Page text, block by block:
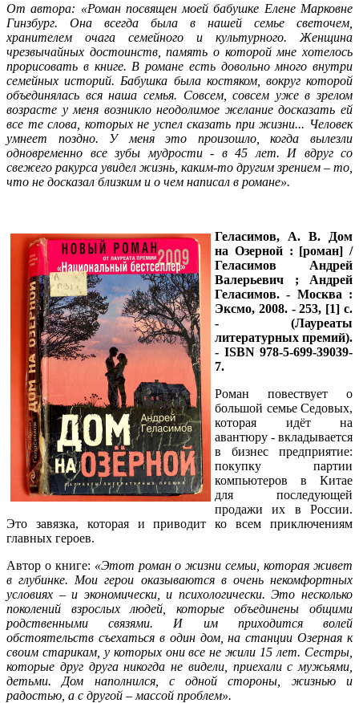
От автора: «Роман посвящен моей бабушке Елене Марковне
Гинзбург. Она всегда была в нашей семье светочем,
хранителем очага семейного и культурного. Женщина
чрезвычайных достоинств, память о которой мне хотелось
прорисовать в книге. В романе есть довольно много внутри
семейных историй. Бабушка была костяком, вокруг которой
объединялась вся наша семья. Совсем, совсем уже в зрелом
возрасте у меня возникло неодолимое желание досказать ей
все те слова, которых не успел сказать при жизни... Человек
умнеет поздно. У меня это произошло, когда вылезли
одновременно все зубы мудрости - в 45 лет. И вдруг со
свежего ракурса увидел жизнь, каким-то другим зрением – то,
что не досказал близким и о чем написал в романе».
Геласимов, А. В. Дом
на Озерной : [роман] /
Геласимов Андрей
Валерьевич ; Андрей
Геласимов. - Москва :
Эксмо, 2008. - 253, [1] с.
- (Лауреаты
литературных премий).
- ISBN 978-5-699-39039-
7.
Роман повествует о
большой семье Седовых,
которая идёт на
авантюру - вкладывается
в бизнес предприятие:
покупку партии
компьютеров в Китае
для последующей
продажи их в России.
Это завязка, которая и приводит ко всем приключениям
главных героев.
Автор о книге: «Этот роман о жизни семьи, которая живет
в глубинке. Мои герои оказываются в очень некомфортных
условиях – и экономически, и психологически. Это несколько
поколений взрослых людей, которые объединены общими
родственными связями. И им приходится волей
обстоятельств съехаться в один дом, на станции Озерная к
своим старикам, у которых они все не жили 15 лет. Сестры,
которые друг друга никогда не видели, приехали с мужьями,
детьми. Дом наполнился, с одной стороны, жизнью и
радостью, а с другой – массой проблем».